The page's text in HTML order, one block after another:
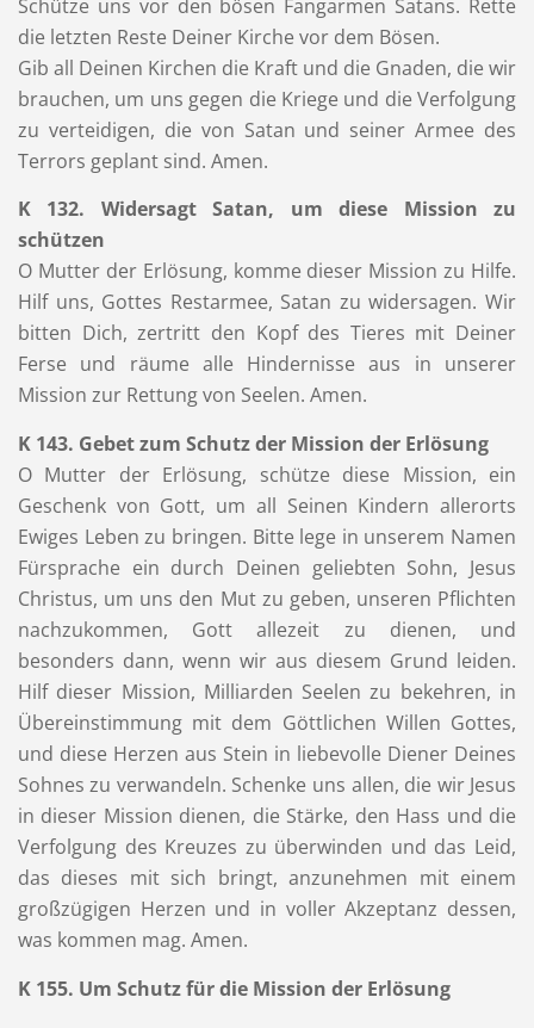
Schütze uns vor den bösen Fangarmen Satans. Rette
die letzten Reste Deiner Kirche vor dem Bösen.
Gib all Deinen Kirchen die Kraft und die Gnaden, die wir
brauchen, um uns gegen die Kriege und die Verfolgung
zu verteidigen, die von Satan und seiner Armee des
Terrors geplant sind. Amen.
K 132. Widersagt Satan, um diese Mission zu
schützen
O Mutter der Erlösung, komme dieser Mission zu Hilfe.
Hilf uns, Gottes Restarmee, Satan zu widersagen. Wir
bitten Dich, zertritt den Kopf des Tieres mit Deiner
Ferse und räume alle Hindernisse aus in unserer
Mission zur Rettung von Seelen. Amen.
K 143. Gebet zum Schutz der Mission der Erlösung
O Mutter der Erlösung, schütze diese Mission, ein
Geschenk von Gott, um all Seinen Kindern allerorts
Ewiges Leben zu bringen. Bitte lege in unserem Namen
Fürsprache ein durch Deinen geliebten Sohn, Jesus
Christus, um uns den Mut zu geben, unseren Pflichten
nachzukommen, Gott allezeit zu dienen, und
besonders dann, wenn wir aus diesem Grund leiden.
Hilf dieser Mission, Milliarden Seelen zu bekehren, in
Übereinstimmung mit dem Göttlichen Willen Gottes,
und diese Herzen aus Stein in liebevolle Diener Deines
Sohnes zu verwandeln. Schenke uns allen, die wir Jesus
in dieser Mission dienen, die Stärke, den Hass und die
Verfolgung des Kreuzes zu überwinden und das Leid,
das dieses mit sich bringt, anzunehmen mit einem
großzügigen Herzen und in voller Akzeptanz dessen,
was kommen mag. Amen.
K 155. Um Schutz für die Mission der Erlösung